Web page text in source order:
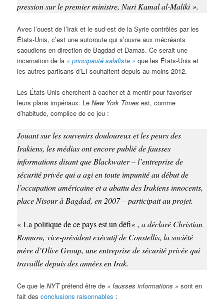
pression sur le premier ministre, Nuri Kamal al-Maliki ».
Avec l’ouest de l’Irak et le sud-est de la Syrie contrôlés par les
États-Unis, c’est une autoroute qui s’ouvre aux mécréants
saoudiens en direction de Bagdad et Damas. Ce serait une
incarnation de la « principauté salafiste » que les États-Unis et
les autres partisans d’EI souhaitent depuis au moins 2012.
Les États-Unis cherchent à cacher et à mentir pour favoriser
leurs plans impériaux. LeNew York Times est, comme
d’habitude, complice de ce jeu :
Jouant sur les souvenirs douloureux et les peurs des
Irakiens, les médias ont encore publié de fausses
informations disant que Blackwater – l’entreprise de
sécurité privée qui a agi en toute impunité au début de
l’occupation américaine et a abattu des Irakiens innocents,
place Nisour à Bagdad, en 2007 – participait au projet.
« La politique de ce pays est un défi« , a déclaré Christian
Ronnow, vice-président exécutif de Constellis, la société
mère d’Olive Group, une entreprise de sécurité privée qui
travaille depuis des années en Irak.
Ce que leNYTprétend être de « fausses informations » sont en
fait desconclusions raisonnables :